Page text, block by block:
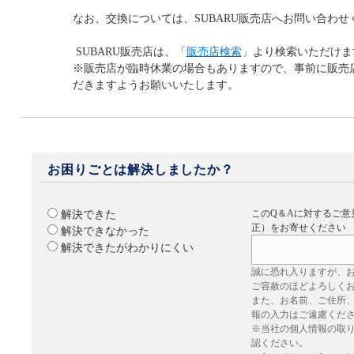
なお、交換については、SUBARU販売店へお問い合わせ
SUBARU販売店は、「 販売店検索」より検索いただけ
※販売店が臨時休業の場合もありますので、事前に販売
だきますようお願いいたします。
お困りごとは解決しましたか？
解決できた
解決できなかった
解決できたがわかりにくい
このQ＆Aに対するご
正）をお寄せください
誠に恐れ入りますが、
ご容赦のほどよろしく
また、お名前、ご住所
報の入力はご遠慮くだ
※当社の個人情報の取
認ください。